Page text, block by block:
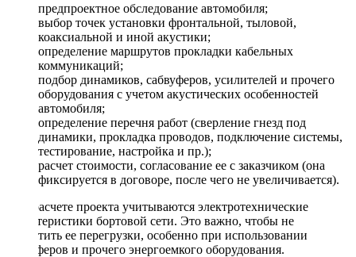
предпроектное обследование автомобиля;
выбор точек установки фронтальной, тыловой,
коаксиальной и иной акустики;
определение маршрутов прокладки кабельных
коммуникаций;
подбор динамиков, сабвуферов, усилителей и прочего
оборудования с учетом акустических особенностей
автомобиля;
определение перечня работ (сверление гнезд под
динамики, прокладка проводов, подключение системы,
тестирование, настройка и пр.);
расчет стоимости, согласование ее с заказчиком (она
фиксируется в договоре, после чего не увеличивается).
При расчете проекта учитываются электротехнические
характеристики бортовой сети. Это важно, чтобы не
допустить ее перегрузки, особенно при использовании
сабвуферов и прочего энергоемкого оборудования.